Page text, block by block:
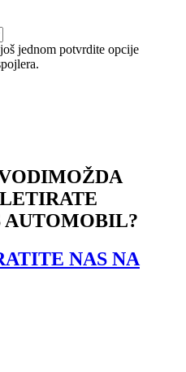
jednom potvrdite opcije
MOŽDA
AUTOMOBIL?
NAS NA